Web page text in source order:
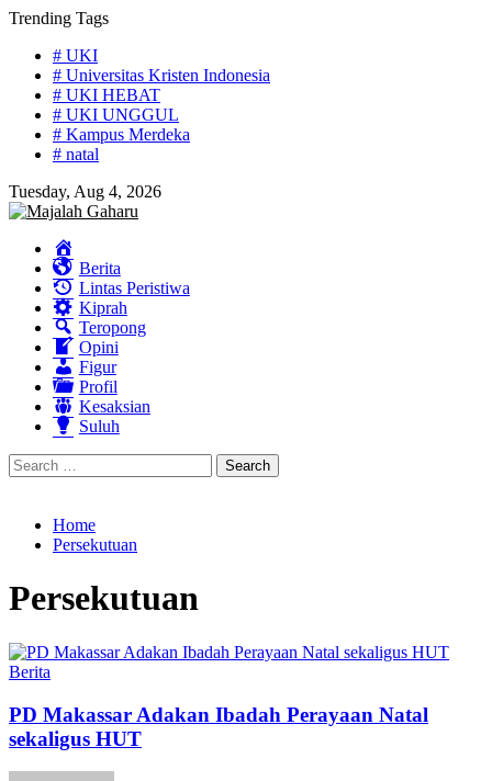
Skip
content
Trending Tags
# UKI
# Universitas Kristen Indonesia
# UKI HEBAT
# UKI UNGGUL
# Kampus Merdeka
# natal
Tuesday, Aug 4, 2026
Berita
Lintas Peristiwa
Kiprah
Teropong
Opini
Figur
Profil
Kesaksian
Suluh
Search
for:
Home
Persekutuan
Persekutuan
Berita
PD Makassar Adakan Ibadah Perayaan Natal
sekaligus HUT